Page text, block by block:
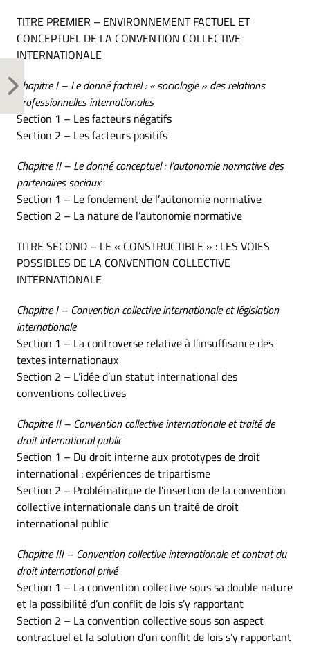
TITRE PREMIER – ENVIRONNEMENT FACTUEL ET
CONCEPTUEL DE LA CONVENTION COLLECTIVE
INTERNATIONALE
Chapitre I – Le donné factuel : « sociologie » des relations
professionnelles internationales
Section 1 – Les facteurs négatifs
Section 2 – Les facteurs positifs
Chapitre II – Le donné conceptuel : l’autonomie normative des
partenaires sociaux
Section 1 – Le fondement de l’autonomie normative
Section 2 – La nature de l’autonomie normative
TITRE SECOND – LE « CONSTRUCTIBLE » : LES VOIES
POSSIBLES DE LA CONVENTION COLLECTIVE
INTERNATIONALE
Chapitre I – Convention collective internationale et législation
internationale
Section 1 – La controverse relative à l’insuffisance des
textes internationaux
Section 2 – L’idée d’un statut international des
conventions collectives
Chapitre II – Convention collective internationale et traité de
droit international public
Section 1 – Du droit interne aux prototypes de droit
international : expériences de tripartisme
Section 2 – Problématique de l’insertion de la convention
collective internationale dans un traité de droit
international public
Chapitre III – Convention collective internationale et contrat du
droit international privé
Section 1 – La convention collective sous sa double nature
et la possibilité d’un conflit de lois s’y rapportant
Section 2 – La convention collective sous son aspect
contractuel et la solution d’un conflit de lois s’y rapportant